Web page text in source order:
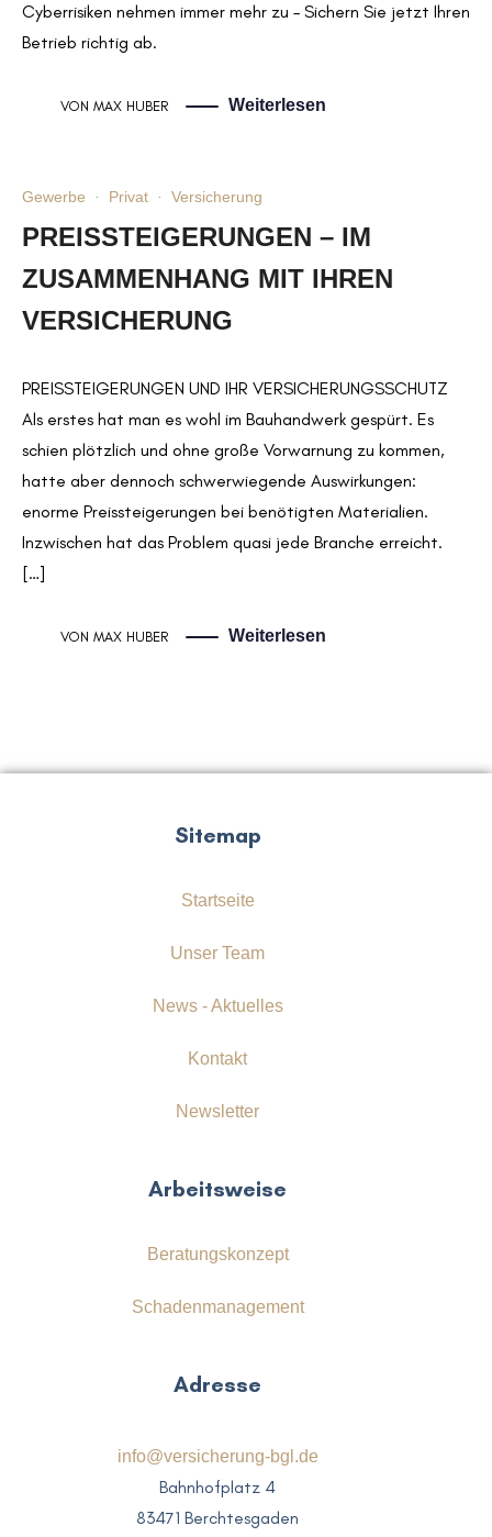
Cyberrisiken nehmen immer mehr zu – Sichern Sie jetzt Ihren
Betrieb richtig ab.
VON MAX HUBER Weiterlesen
Gewerbe · Privat · Versicherung
PREISSTEIGERUNGEN – IM
ZUSAMMENHANG MIT IHREN
VERSICHERUNG
PREISSTEIGERUNGEN UND IHR VERSICHERUNGSSCHUTZ
Als erstes hat man es wohl im Bauhandwerk gespürt. Es
schien plötzlich und ohne große Vorwarnung zu kommen,
hatte aber dennoch schwerwiegende Auswirkungen:
enorme Preissteigerungen bei benötigten Materialien.
Inzwischen hat das Problem quasi jede Branche erreicht.
[…]
VON MAX HUBER Weiterlesen
Sitemap
Startseite
Unser Team
News - Aktuelles
Kontakt
Newsletter
Arbeitsweise
Beratungskonzept
Schadenmanagement
Adresse
info@versicherung-bgl.de
Bahnhofplatz 4
83471 Berchtesgaden